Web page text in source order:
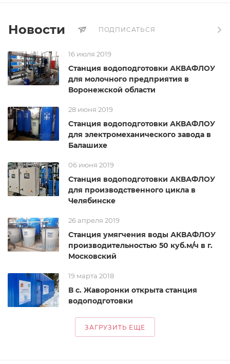
Новости ПОДПИСАТЬСЯ
16 июля 2019
Станция водоподготовки АКВАФЛОУ
для молочного предприятия в
Воронежской области
28 июня 2019
Станция водоподготовки АКВАФЛОУ
для электромеханического завода в
Балашихе
06 июня 2019
Станция водоподготовки АКВАФЛОУ
для производственного цикла в
Челябинске
26 апреля 2019
Станция умягчения воды АКВАФЛОУ
производительностью 50 куб.м/ч в г.
Московский
19 марта 2018
В с. Жаворонки открыта станция
водоподготовки
ЗАГРУЗИТЬ ЕЩЕ